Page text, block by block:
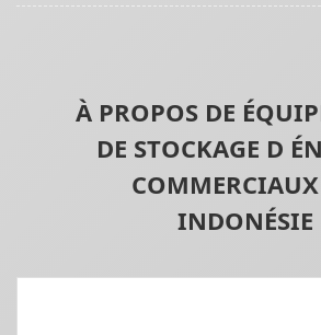
À PROPOS DE
DE STOCKAGE D
INDONÉSIE